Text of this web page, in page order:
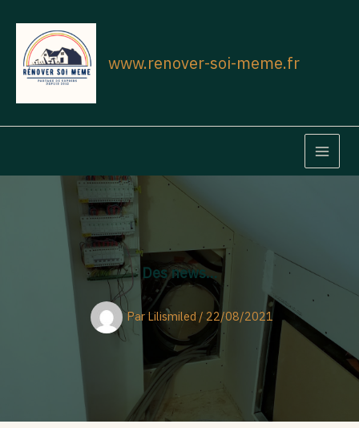
contenu
www.renover-soi-meme.fr
MAIN
Des news…
Par Lilismiled / 22/08/2021